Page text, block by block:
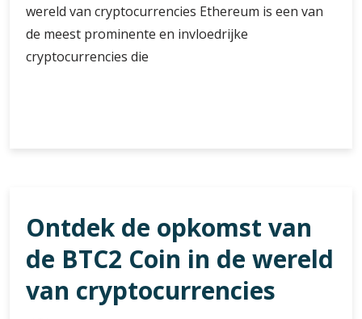
wereld van cryptocurrencies Ethereum is een van
de meest prominente en invloedrijke
cryptocurrencies die
Invloed
in
de
Ontdek de opkomst van
de BTC2 Coin in de wereld
van cryptocurrencies